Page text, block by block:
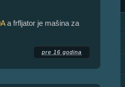
a frfljator je mašina za
pre 16 godina